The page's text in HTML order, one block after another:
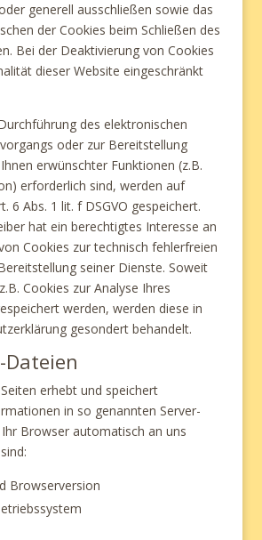
generell ausschließen sowie das
der Cookies beim Schließen des
Bei der Deaktivierung von Cookies
dieser Website eingeschränkt
des elektronischen
oder zur Bereitstellung
erwünschter Funktionen (z.B.
erforderlich sind, werden auf
6 Abs. 1 lit. f DSGVO gespeichert.
hat ein berechtigtes Interesse an
Cookies zur technisch fehlerfreien
seiner Dienste. Soweit
Cookies zur Analyse Ihres
werden, werden diese in
gesondert behandelt.
Dateien
erhebt und speichert
in so genannten Server-
Browser automatisch an uns
Browserversion